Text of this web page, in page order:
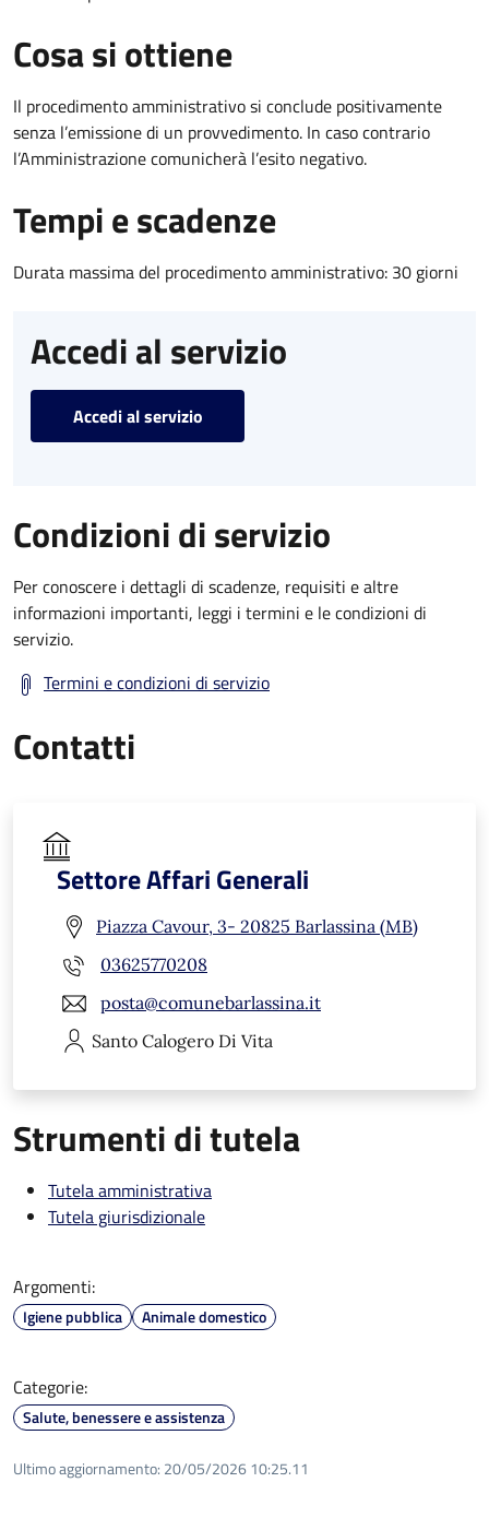
Cosa si ottiene
Il procedimento amministrativo si conclude positivamente
senza l’emissione di un provvedimento. In caso contrario
l’Amministrazione comunicherà l’esito negativo.
Tempi e scadenze
Durata massima del procedimento amministrativo: 30 giorni
Accedi al servizio
Accedi al servizio
Condizioni di servizio
Per conoscere i dettagli di scadenze, requisiti e altre
informazioni importanti, leggi i termini e le condizioni di
servizio.
Termini e condizioni di servizio
Contatti
Settore Affari Generali
Piazza Cavour, 3- 20825 Barlassina (MB)
03625770208
posta@comunebarlassina.it
Santo Calogero Di Vita
Strumenti di tutela
Tutela amministrativa
Tutela giurisdizionale
Argomenti:
Igiene pubblica Animale domestico
Categorie:
Salute, benessere e assistenza
Ultimo aggiornamento: 20/05/2026 10:25.11